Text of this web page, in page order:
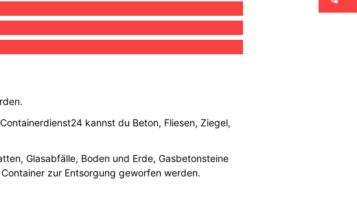
kannst du Beton, Fliesen, Ziegel,
Glasabfälle, Boden und Erde, Gasbetonsteine
zur Entsorgung geworfen werden.